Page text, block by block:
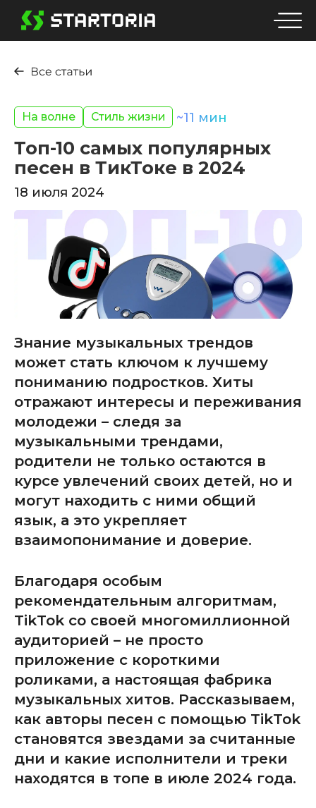
На волне Стиль жизни ~11 мин
Топ-10 самых популярных
песен в ТикТоке в 2024
18 июля 2024
Знание музыкальных трендов
может стать ключом к лучшему
пониманию подростков. Хиты
отражают интересы и переживания
молодежи – следя за
музыкальными трендами,
родители не только остаются в
курсе увлечений своих детей, но и
могут находить с ними общий
язык, а это укрепляет
взаимопонимание и доверие.
Благодаря особым
рекомендательным алгоритмам,
TikTok со своей многомиллионной
аудиторией – не просто
приложение с короткими
роликами, а настоящая фабрика
музыкальных хитов. Рассказываем,
как авторы песен с помощью TikTok
становятся звездами за считанные
дни и какие исполнители и треки
находятся в топе в июле 2024 года.